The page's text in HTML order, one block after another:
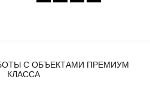
С ОБЪЕКТАМИ ПРЕМИУМ
КЛАССА